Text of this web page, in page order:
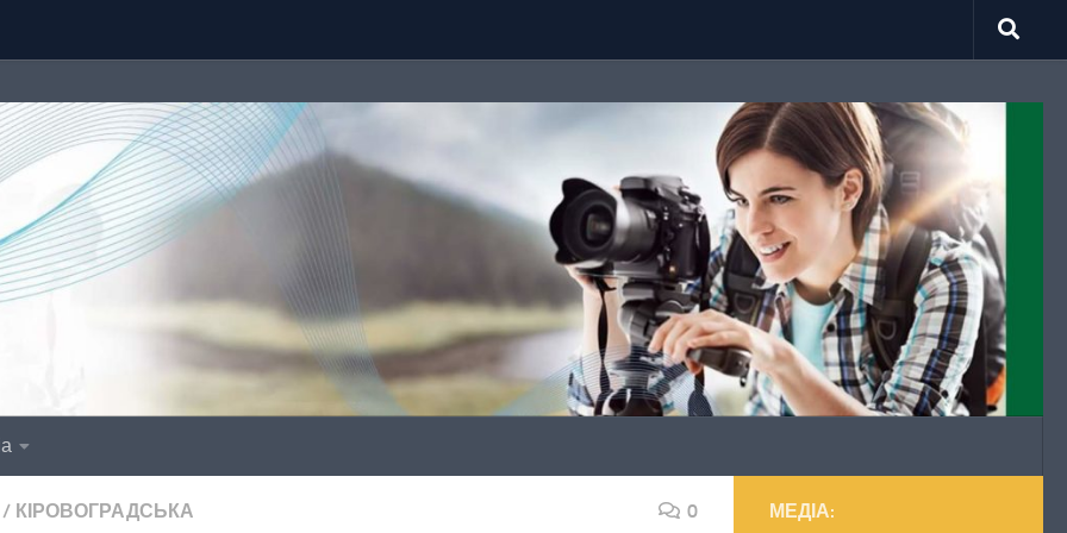
/ КІРОВОГРАДСЬКА 0 МЕДІА: